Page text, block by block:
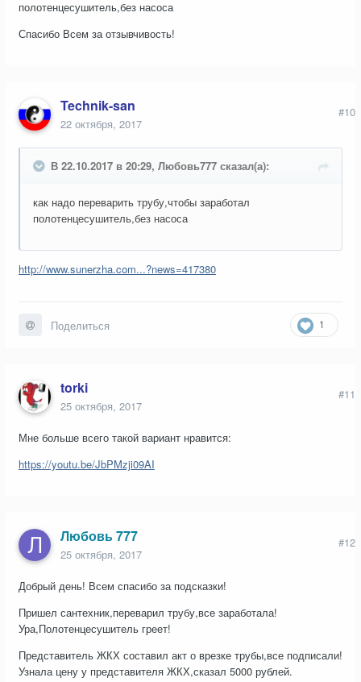
полотенцесушитель,без насоса
Спасибо Всем за отзывчивость!
Technik-san
22 октября, 2017
#10
В 22.10.2017 в 20:29, Любовь777 сказал(а):
как надо переварить трубу,чтобы заработал
полотенцесушитель,без насоса
http://www.sunerzha.com...?news=417380
1
Поделиться
torki
25 октября, 2017
#11
Мне больше всего такой вариант нравится:
https://youtu.be/JbPMzji09AI
Любовь 777
25 октября, 2017
#12
Добрый день! Всем спасибо за подсказки!
Пришел сантехник,переварил трубу,все заработала!
Ура,Полотенцесушитель греет!
Представитель ЖКХ составил акт о врезке трубы,все подписали!
Узнала цену у представителя ЖКХ,сказал 5000 рублей.